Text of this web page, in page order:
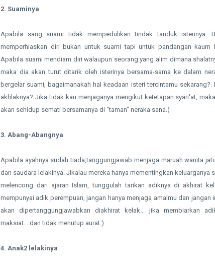
2. Suaminya
Apabila sang suami tidak mempedulikan tindak tanduk isterinya.
memperhiaskan diri bukan untuk suami tapi untuk pandangan kaum
Apabila suami mendiam diri walaupun seorang yang alim dimana
maka dia akan turut ditarik oleh isterinya bersama-sama ke dalam
bergelar suami, bagaimanakah hal keadaan isteri tercintamu sekarang?.
akhlaknya? Jika tidak kau menjaganya mengikut ketetapan syari'at,
akan sehidup semati bersamanya di "taman" neraka sana.)
3. Abang-Abangnya
Apabila ayahnya sudah tiada,tanggungjawab menjaga maruah wanita
dan saudara lelakinya. Jikalau mereka hanya mementingkan keluarganya
melencong dari ajaran Islam, tunggulah tarikan adiknya di akhirat
mempunyai adik perempuan, jangan hanya menjaga amalmu dan jangan
akan dipertanggungjawabkan diakhirat kelak... jika membiarkan
maksiat... dan tidak menutup aurat.)
4. Anak2 lelakinya